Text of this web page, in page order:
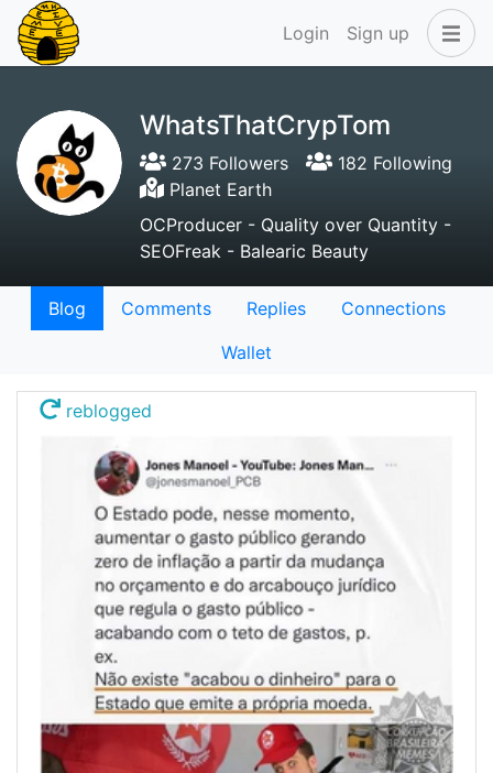
Login Sign up
WhatsThatCrypTom
273 Followers
182 Following
Planet Earth
OCProducer - Quality over Quantity -
SEOFreak - Balearic Beauty
Blog Comments Replies
Connections
Wallet
reblogged